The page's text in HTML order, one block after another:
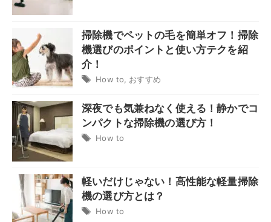
掃除機でペットの毛を簡単オフ！掃除
機選びのポイントと使い方テクを紹
介！
How to おすすめ
深夜でも気兼ねなく使える！静かでコ
ンパクトな掃除機の選び方！
How to
軽いだけじゃない！高性能な軽量掃除
機の選び方とは？
How to